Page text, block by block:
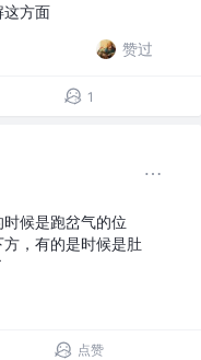
这方面
赞过
1
时候是跑岔气的位
，有的是时候是肚
点赞